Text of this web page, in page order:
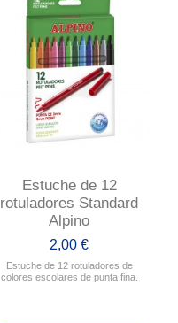
Estuche de 12
rotuladores Standard
Alpino
2,00 €
Estuche de 12 rotuladores de
colores escolares de punta fina.